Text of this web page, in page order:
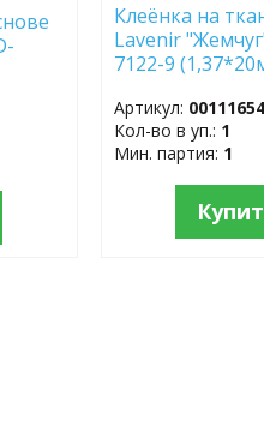
Клеёнка на
Lavenir
7122-9
Артикул:
Кол-во в уп.: 1
Мин. партия: 1